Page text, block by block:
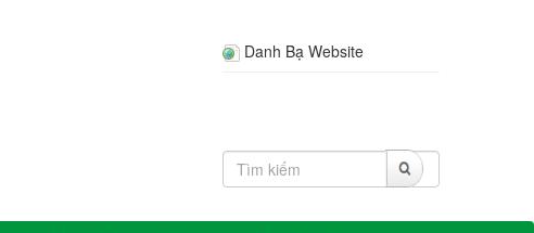
Danh Bạ Website